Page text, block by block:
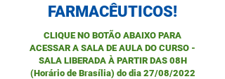
FARMACÊUTICOS!
CLIQUE NO BOTÃO ABAIXO PARA
ACESSAR A SALA DE AULA DO CURSO -
SALA LIBERADA À PARTIR DAS 08H
(Horário de Brasília) do dia 27/08/2022